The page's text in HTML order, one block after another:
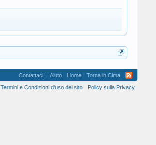
Contattaci! Aiuto Home
Torna in Cima
Termini e Condizioni d'uso del sito
Policy sulla Privacy